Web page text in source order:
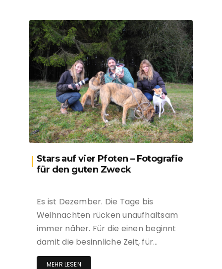
Stars auf vier Pfoten – Fotografie
für den guten Zweck
Es ist Dezember. Die Tage bis
Weihnachten rücken unaufhaltsam
immer näher. Für die einen beginnt
damit die besinnliche Zeit, für…
MEHR LESEN